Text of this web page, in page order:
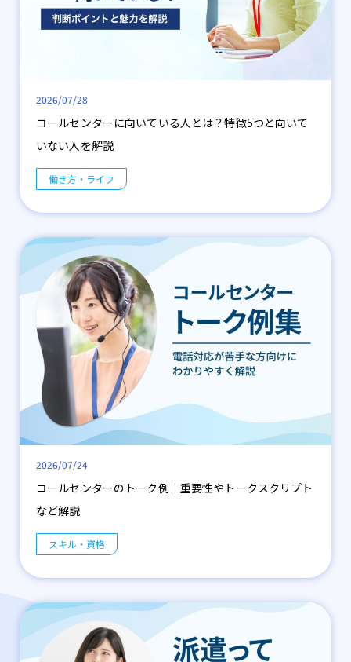
2026/07/28
コールセンターに向いている人とは？特徴5つと向いて
いない人を解説
働き方・ライフ
2026/07/24
コールセンターのトーク例｜重要性やトークスクリプト
など解説
スキル・資格